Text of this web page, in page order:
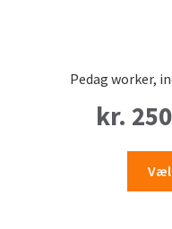
Pedag worker,
kr.